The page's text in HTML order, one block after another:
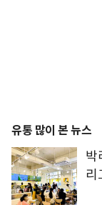
유통 많이 본 뉴스
박
리